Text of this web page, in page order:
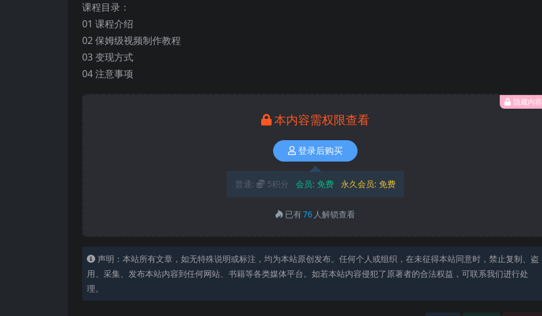
课程目录：
01 课程介绍
02 保姆级视频制作教程
03 变现方式
04 注意事项
隐藏内容
本内容需权限查看
登录后购买
普通: 5积分 会员: 免费 永久会员: 免费
已有76 人解锁查看
声明：本站所有文章，如无特殊说明或标注，均为本站原创发布。任何个人或组织，在未征得本站同意时，禁止复制、盗
用、采集、发布本站内容到任何网站、书籍等各类媒体平台。如若本站内容侵犯了原著者的合法权益，可联系我们进行处
理。